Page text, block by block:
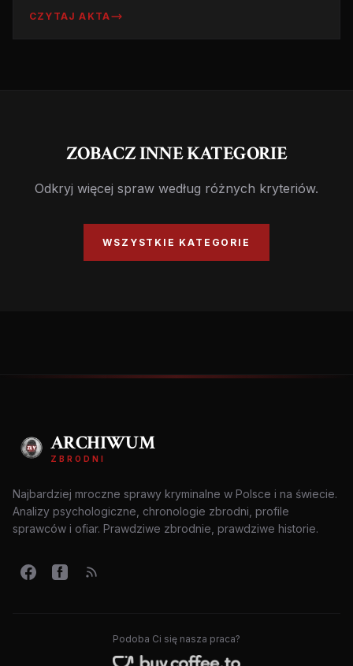
CZYTAJ AKTA
ZOBACZ INNE KATEGORIE
Odkryj więcej spraw według różnych kryteriów.
WSZYSTKIE KATEGORIE
ARCHIWUM
ZBRODNI
Najbardziej mroczne sprawy kryminalne w Polsce i na świecie.
Analizy psychologiczne, chronologie zbrodni, profile
sprawców i ofiar. Prawdziwe zbrodnie, prawdziwe historie.
Podoba Ci się nasza praca?